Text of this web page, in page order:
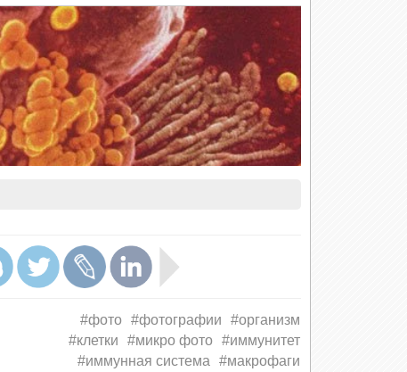
#фото #фотографии
#организм
#клетки
#микро фото
#иммунитет
#иммунная система
#макрофаги